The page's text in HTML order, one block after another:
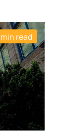
read